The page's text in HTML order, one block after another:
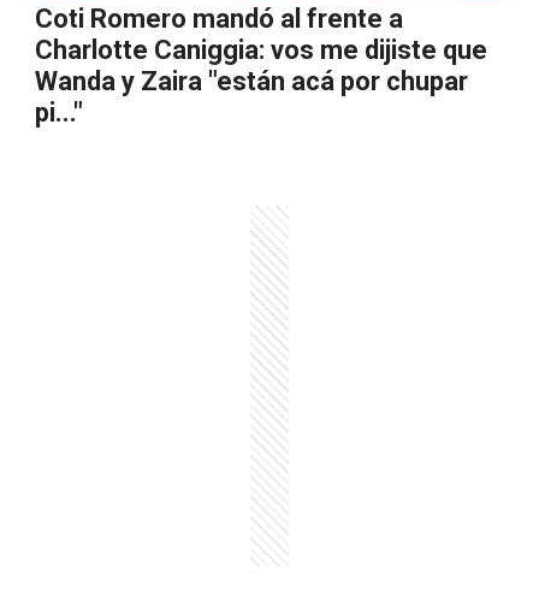
Coti Romero mandó al frente a
Charlotte Caniggia: vos me dijiste que
Wanda y Zaira "están acá por chupar
pi..."